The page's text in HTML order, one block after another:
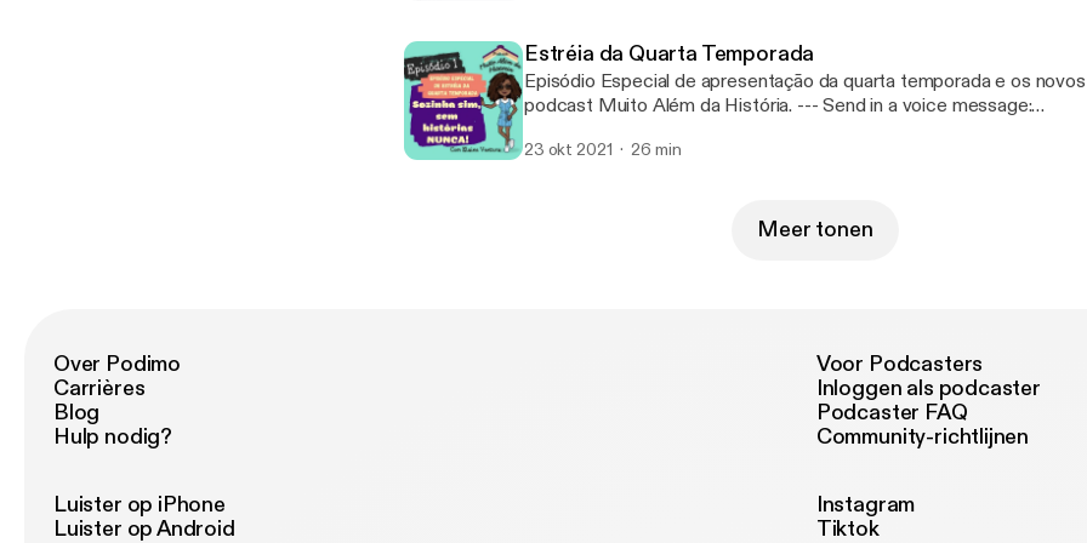
Estréia da Quarta Temporada
Episódio Especial de apresentação da quarta temporada e os
podcast Muito Além da História. --- Send in a voice message:
23 okt 2021 26 min
Meer tonen
Over Podimo
Carrières
Blog
Hulp nodig?
Voor Podcasters
Inloggen als podcaster
Podcaster FAQ
Community-richtlijnen
Luister op iPhone
Luister op Android
Instagram
Tiktok